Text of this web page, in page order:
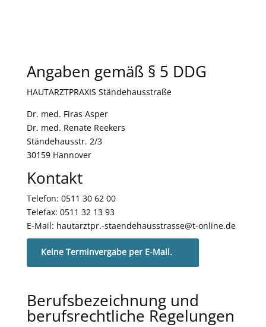
Angaben gemäß § 5 DDG
HAUTARZTPRAXIS Ständehausstraße
Dr. med. Firas Asper
Dr. med. Renate Reekers
Ständehausstr. 2/3
30159 Hannover
Kontakt
Telefon: 0511 30 62 00
Telefax: 0511 32 13 93
E-Mail: hautarztpr.-staendehausstrasse@t-online.de
Keine Terminvergabe per E-Mail.
Berufsbezeichnung und
berufsrechtliche Regelungen